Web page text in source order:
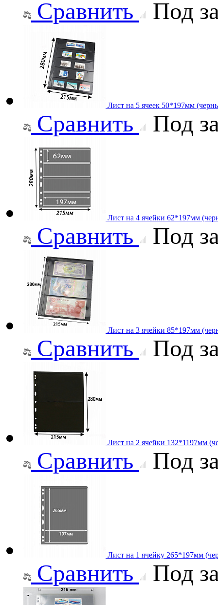
Сравнить Под
Лист на 5 ячеек 50*197мм
Сравнить Под
Лист на 4 ячейки 62*197мм
Сравнить Под
Лист на 3 ячейки 85*197мм
Сравнить Под
Лист на 2 ячейки 132*1197мм
Сравнить Под
Лист на 1 ячейку 265*197мм
Сравнить Под